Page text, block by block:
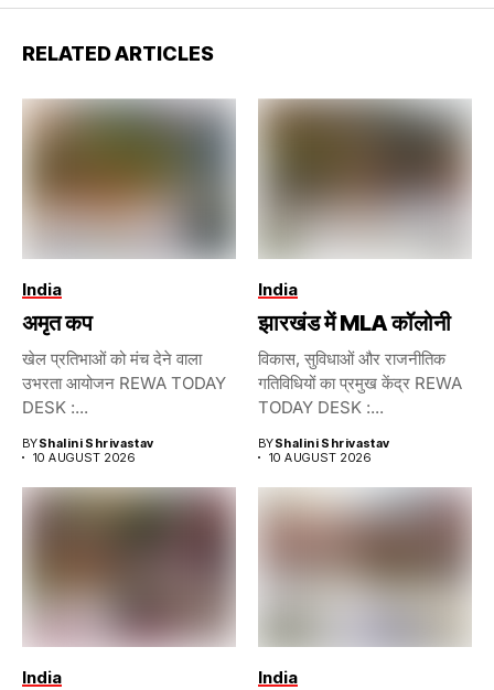
RELATED ARTICLES
India
अमृत कप
खेल प्रतिभाओं को मंच देने वाला
उभरता आयोजन REWA TODAY
DESK :...
BYShalini Shrivastav
10 AUGUST 2026
India
झारखंड में MLA कॉलोनी
विकास, सुविधाओं और राजनीतिक
गतिविधियों का प्रमुख केंद्र REWA
TODAY DESK :...
BYShalini Shrivastav
10 AUGUST 2026
India India